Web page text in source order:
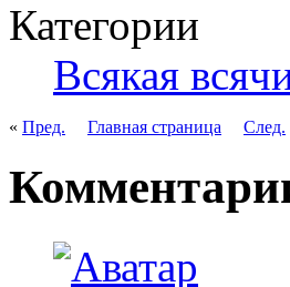
Категории
Всякая
« Пред. Главная страница След.